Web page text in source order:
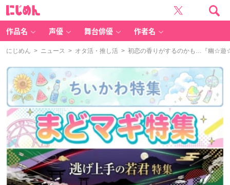
作品名 声優 舞台俳優 作者名
にじめん > ニュース > オタ活・推し活 > 初恋の香りがするのかも…『幽☆遊